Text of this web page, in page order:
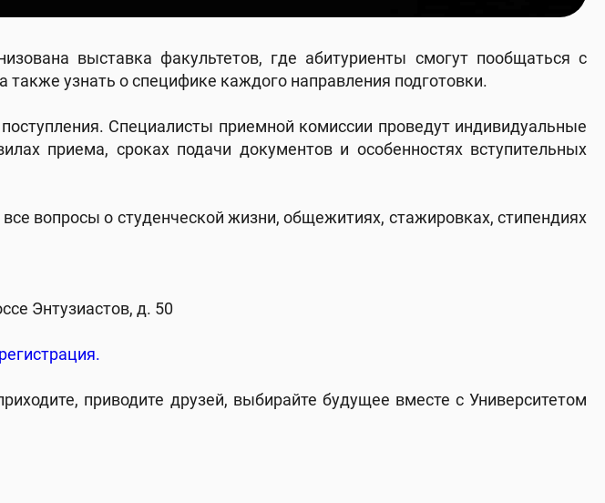
выставка факультетов, где абитуриенты смогут пообщаться с
узнать о специфике каждого направления подготовки.
Специалисты приемной комиссии проведут индивидуальные
приема, сроках подачи документов и особенностях вступительных
вопросы о студенческой жизни, общежитиях, стажировках, стипендиях
Энтузиастов, д. 50
регистрация.
приводите друзей, выбирайте будущее вместе с Университетом